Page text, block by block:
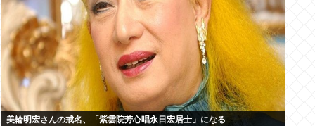
美輪明宏さんの戒名、「紫雲院芳心唱永日宏居士」になる